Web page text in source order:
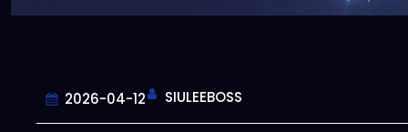
2026-04-12 SIULEEBOSS